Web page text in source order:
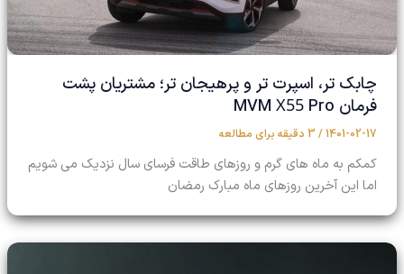
چابک تر، اسپرت تر و پرهیجان تر؛ مشتریان پشت
فرمان MVM
X55 Pro
1401-02-17
/ 3 دقیقه برای مطالعه
کم­کم به ماه های گرم و روزهای طاقت فرسای سال نزدیک می شویم
اما این آخرین روزهای ماه مبارک رمضان